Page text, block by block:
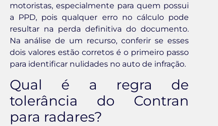
motoristas, especialmente para quem possui
a PPD, pois qualquer erro no cálculo pode
resultar na perda definitiva do documento.
Na análise de um recurso, conferir se esses
dois valores estão corretos é o primeiro passo
para identificar nulidades no auto de infração.
Qual é a regra de
tolerância do Contran
para radares?